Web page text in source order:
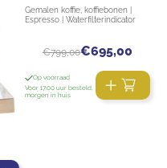
Gemalen koffie, koffiebonen |
Espresso | Waterfilterindicator
€799,00€695,00
Op voorraad
Voor 17:00 uur besteld,
morgen in huis